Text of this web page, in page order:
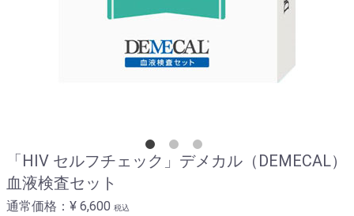
「HIV セルフチェック」デメカル（DEMECAL）
血液検査セット
通常価格： ¥ 6,600 税込